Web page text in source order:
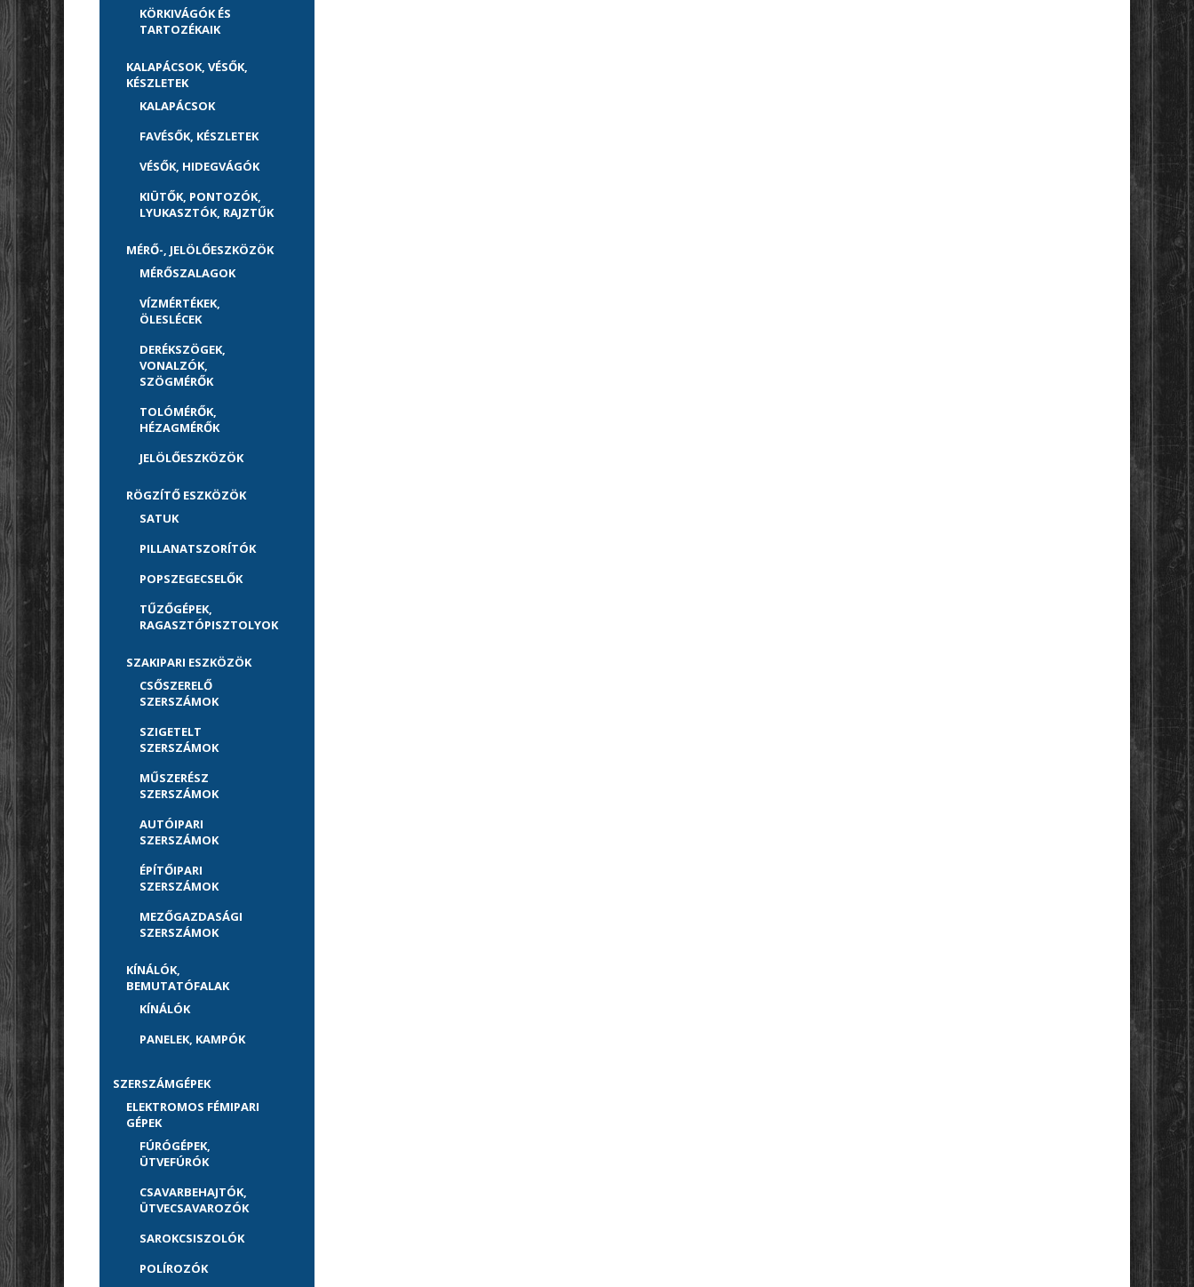
KÖRKIVÁGÓK ÉS
TARTOZÉKAIK
KALAPÁCSOK, VÉSŐK,
KÉSZLETEK
KALAPÁCSOK
FAVÉSŐK, KÉSZLETEK
VÉSŐK, HIDEGVÁGÓK
KIÜTŐK, PONTOZÓK,
LYUKASZTÓK, RAJZTŰK
MÉRŐ-, JELÖLŐESZKÖZÖK
MÉRŐSZALAGOK
VÍZMÉRTÉKEK,
ÖLESLÉCEK
DERÉKSZÖGEK,
VONALZÓK,
SZÖGMÉRŐK
TOLÓMÉRŐK,
HÉZAGMÉRŐK
JELÖLŐESZKÖZÖK
RÖGZÍTŐ ESZKÖZÖK
SATUK
PILLANATSZORÍTÓK
POPSZEGECSELŐK
TŰZŐGÉPEK,
RAGASZTÓPISZTOLYOK
SZAKIPARI ESZKÖZÖK
CSŐSZERELŐ
SZERSZÁMOK
SZIGETELT
SZERSZÁMOK
MŰSZERÉSZ
SZERSZÁMOK
AUTÓIPARI
SZERSZÁMOK
ÉPÍTŐIPARI
SZERSZÁMOK
MEZŐGAZDASÁGI
SZERSZÁMOK
KÍNÁLÓK,
BEMUTATÓFALAK
KÍNÁLÓK
PANELEK, KAMPÓK
SZERSZÁMGÉPEK
ELEKTROMOS FÉMIPARI
GÉPEK
FÚRÓGÉPEK,
ÜTVEFÚRÓK
CSAVARBEHAJTÓK,
ÜTVECSAVAROZÓK
SAROKCSISZOLÓK
POLÍROZÓK